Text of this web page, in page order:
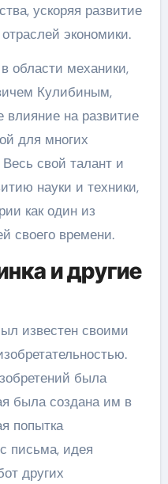
ускоряя развитие
экономики.
области механики,
Кулибиным,
влияние на развитие
для многих
свой талант и
науки и техники,
как один из
своего времени.
и другие
известен своими
была
была создана им в
попытка
письма, идея
других